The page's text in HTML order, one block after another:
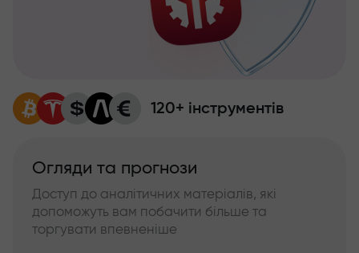
120+ інструментів
Огляди та прогнози
Доступ до аналітичних матеріалів, які
допоможуть вам побачити більше та
торгувати впевненіше